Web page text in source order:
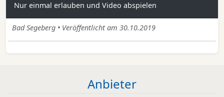
Nur einmal erlauben und Video abspielen
Bad Segeberg • Veröffentlicht am 30.10.2019
Anbieter